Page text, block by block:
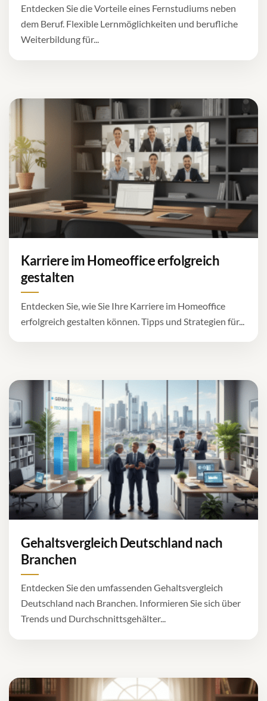
Entdecken Sie die Vorteile eines Fernstudiums neben
dem Beruf. Flexible Lernmöglichkeiten und berufliche
Weiterbildung für...
Karriere im Homeoffice erfolgreich
gestalten
Entdecken Sie, wie Sie Ihre Karriere im Homeoffice
erfolgreich gestalten können. Tipps und Strategien für...
Gehaltsvergleich Deutschland nach
Branchen
Entdecken Sie den umfassenden Gehaltsvergleich
Deutschland nach Branchen. Informieren Sie sich über
Trends und Durchschnittsgehälter...